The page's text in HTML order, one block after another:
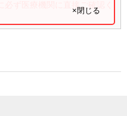
ず医療機関に直接ご確認く
×閉じる